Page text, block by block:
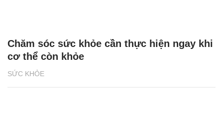
SỨC KHỎE
Chăm sóc sức khỏe cần thực hiện ngay khi
cơ thể còn khỏe